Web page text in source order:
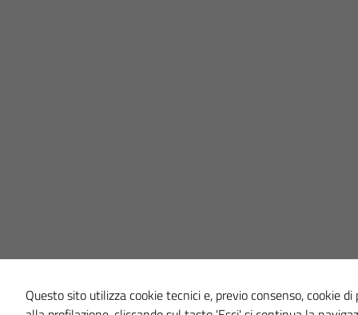
Questo sito utilizza cookie tecnici e, previo consenso, cookie